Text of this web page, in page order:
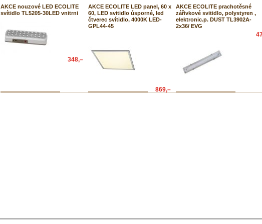
AKCE nouzové LED ECOLITE
svítidlo TL5205-30LED vnitrni
348,–
AKCE ECOLITE LED panel, 60 x
60, LED svitidlo úsporné, led
čtverec svítidlo, 4000K LED-
GPL44-45
869,–
AKCE ECOLITE prachotěsné
zářivkové svitidlo, polystyren ,
elektronic.p. DUST TL3902A-
2x36/ EVG